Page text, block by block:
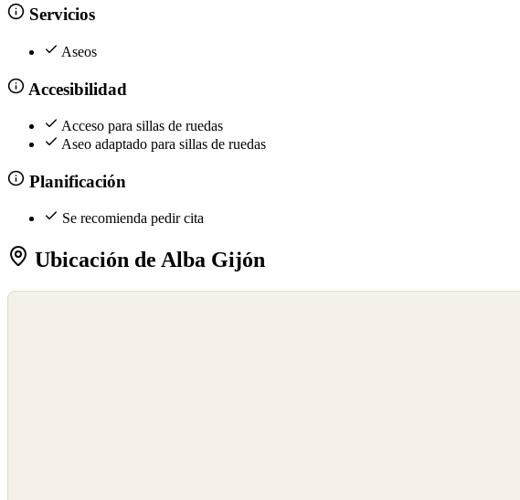
Servicios
Aseos
Accesibilidad
Acceso para sillas de ruedas
Aseo adaptado para sillas de ruedas
Planificación
Se recomienda pedir cita
Ubicación de Alba Gijón